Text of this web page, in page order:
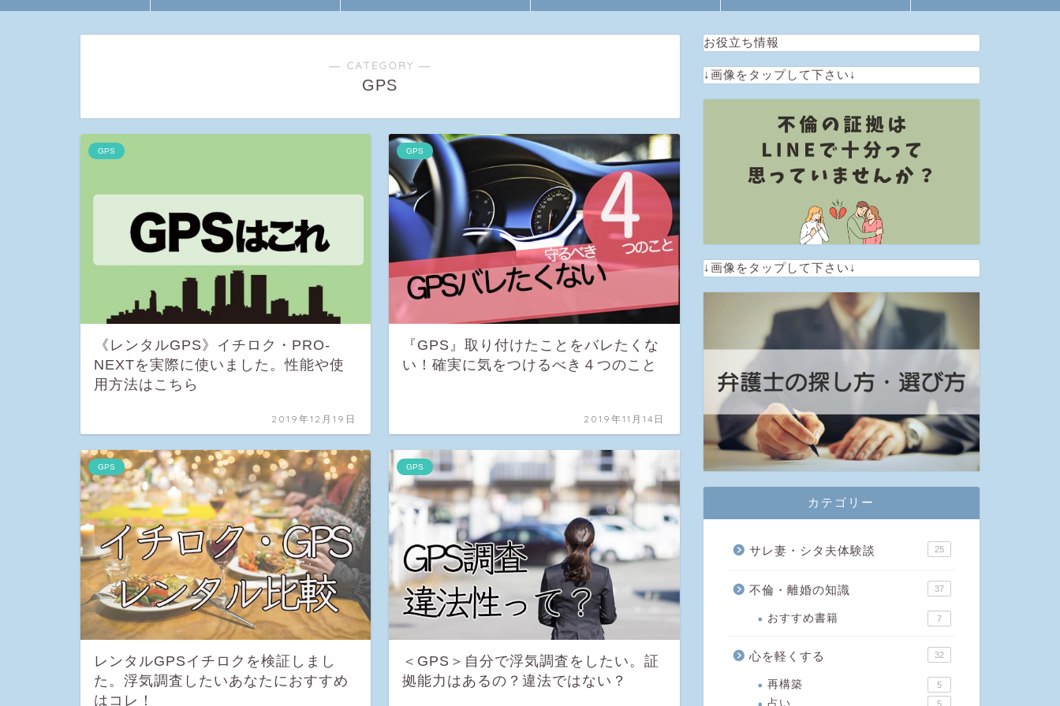
― CATEGORY ―
GPS
GPS
《レンタルGPS》イチロク・PRO-
NEXTを実際に使いました。性能や使
用方法はこちら
2019年12月19日
GPS
『GPS』取り付けたことをバレたくな
い！確実に気をつけるべき４つのこと
2019年11月14日
GPS
レンタルGPSイチロクを検証しまし
た。浮気調査したいあなたにおすすめ
はコレ！
GPS
＜GPS＞自分で浮気調査をしたい。証
拠能力はあるの？違法ではない？
お役立ち情報
↓画像をタップして下さい↓
↓画像をタップして下さい↓
カテゴリー
サレ妻・シタ夫体験談 25
不倫・離婚の知識 37
おすすめ書籍 7
心を軽くする 32
再構築 5
占い 5